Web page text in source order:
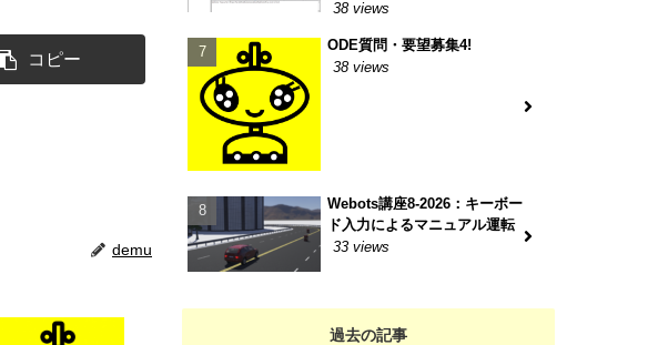
コピー
demu
38 views
ODE質問・要望募集4!
38 views
Webots講座8-2026：キーボー
ド入力によるマニュアル運転
33 views
過去の記事